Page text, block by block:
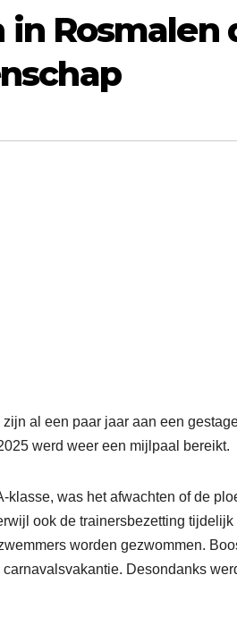
Rosmalen
al een paar jaar aan een
werd weer een mijlpaal bereikt.
klasse, was het afwachten of de
ook de trainersbezetting
worden gezwommen.
Desondanks